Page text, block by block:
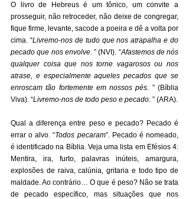
O livro de Hebreus é um tônico, um convite a
prosseguir, não retroceder, não deixe de congregar,
fique firme, levante, sacode a poeira e dê a volta por
cima. “Livremo-nos de tudo que nos atrapalha e do
pecado que nos envolve. ” (NVI). “Afastemos de nós
qualquer coisa que nos torne vagarosos ou nos
atrase, e especialmente aqueles pecados que se
enroscam tão fortemente em nossos pés. ” (Bíblia
Viva). “Livremo-nos de todo peso e pecado
Qual a diferença entre peso e pecado? Pecado é
errar o alvo. “Todos pecaram”. Pecado é nomeado,
é identificado na Bíblia. Veja uma lista em Efésios 4:
Mentira, ira, furto, palavras inúteis, amargura,
explosões de raiva, calúnia, gritaria e todo tipo de
maldade. Ao contrário… O que é peso? Não se trata
de pecado específico, mas situações que nos